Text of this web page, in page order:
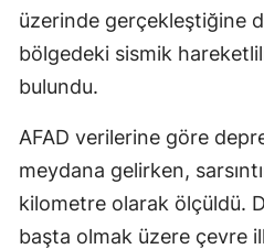
üzerinde gerçekleştiğine
bölgedeki sismik
bulundu.
AFAD verilerine göre
meydana gelirken,
kilometre olarak ölçüldü.
başta olmak üzere çevre